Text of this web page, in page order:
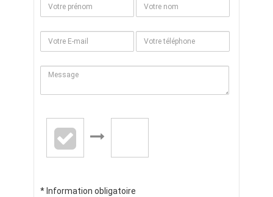
* Information obligatoire